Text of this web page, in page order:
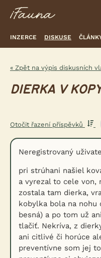
INZERCE DISKUSE
« Zpět na výpis diskusních
DIERKA V
Otočit řazení příspěvků
Neregistrovaný
pri strúhani našiel
a vyrezal to cele von,
zostala tam dierka,
kobylka bola na nohu
besná) a po tom už
tlačiť. Nekríva, z
ani citlivé či horúce
preventívne som jej